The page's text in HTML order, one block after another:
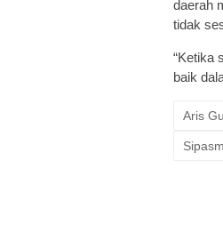
daerah
tidak
“Ketika
baik
Aris